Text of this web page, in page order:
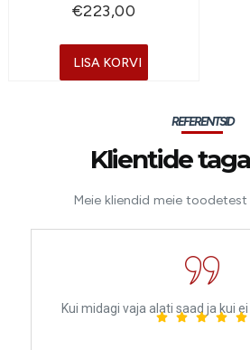
€223,00
LISA KORVI
REFERENTSID
Klientide
Meie kliendid meie
Kui midagi vaja alati saad ja kui